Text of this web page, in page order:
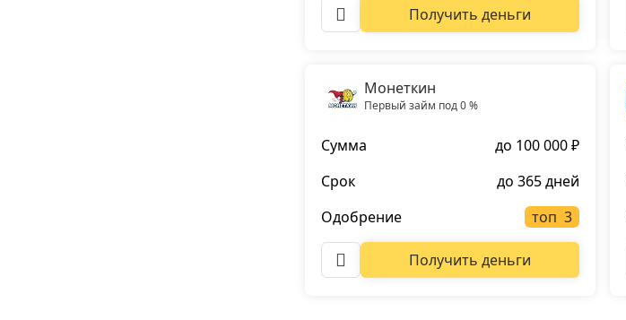
Получить деньги
Монеткин
Первый займ под 0 %
Сумма
до 100 000 ₽
Срок
до 365 дней
Одобрение
топ
Получить деньги